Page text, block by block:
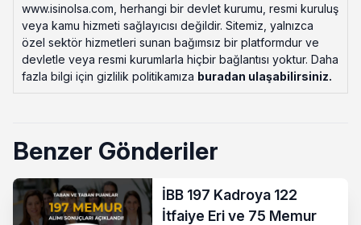
www.isinolsa.com, herhangi bir devlet kurumu, resmi kuruluş
veya kamu hizmeti sağlayıcısı değildir. Sitemiz, yalnızca
özel sektör hizmetleri sunan bağımsız bir platformdur ve
devletle veya resmi kurumlarla hiçbir bağlantısı yoktur. Daha
fazla bilgi için gizlilik politikamıza buradan ulaşabilirsiniz.
Benzer Gönderiler
İBB 197 Kadroya 122
İtfaiye Eri ve 75 Memur